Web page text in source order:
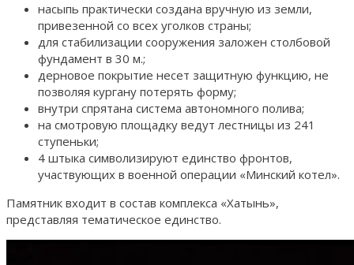
насыпь практически создана вручную из земли,
привезенной со всех уголков страны;
для стабилизации сооружения заложен столбовой
фундамент в 30 м.;
дерновое покрытие несет защитную функцию, не
позволяя кургану потерять форму;
внутри спрятана система автономного полива;
на смотровую площадку ведут лестницы из 241
ступеньки;
4 штыка символизируют единство фронтов,
участвующих в военной операции «Минский котел».
Памятник входит в состав комплекса «Хатынь»,
представляя тематическое единство.